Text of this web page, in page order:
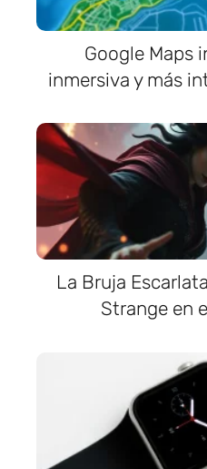
Google Maps
inmersiva y más
La Bruja
Strange en